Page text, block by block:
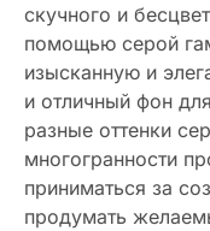
скучного и
помощью серой
изысканную и
и отличный фон
разные оттенки
многогранности
приниматься за
продумать